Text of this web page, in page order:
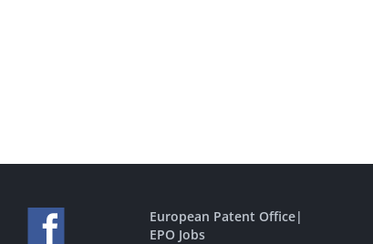
European Patent Office|
EPO Jobs